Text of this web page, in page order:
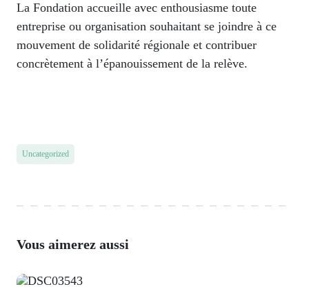
La Fondation accueille avec enthousiasme toute
entreprise ou organisation souhaitant se joindre à ce
mouvement de solidarité régionale et contribuer
concrètement à l’épanouissement de la relève.
Uncategorized
Vous aimerez aussi